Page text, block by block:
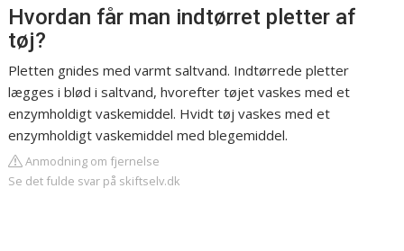
Hvordan får man indtørret pletter af
tøj?
Pletten gnides med varmt saltvand. Indtørrede pletter
lægges i blød i saltvand, hvorefter tøjet vaskes med et
enzymholdigt vaskemiddel. Hvidt tøj vaskes med et
enzymholdigt vaskemiddel med blegemiddel.
Anmodning om fjernelse
Se det fulde svar på skiftselv.dk